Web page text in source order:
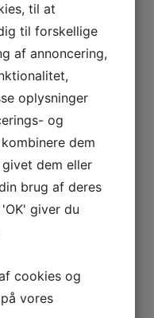
professionel og
til at
til forskellige
af annoncering,
oplysninger
og
dem
dem eller
brug af deres
giver du
cookies og
vores